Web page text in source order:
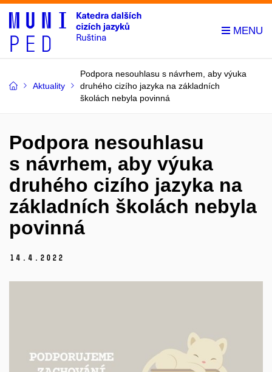
Aktuality
Podpora nesouhlasu s návrhem, aby výuka
druhého cizího jazyka na základních
školách nebyla povinná
Podpora nesouhlasu
s návrhem, aby výuka
druhého cizího jazyka na
základních školách nebyla
povinná
14. 4. 2022